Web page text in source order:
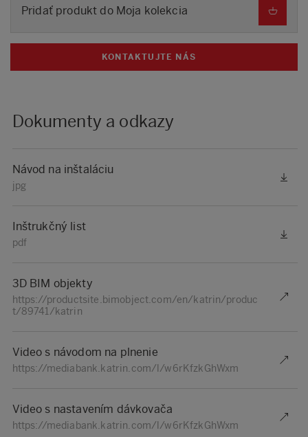
Pridať produkt do Moja kolekcia
KONTAKTUJTE NÁS
Dokumenty a odkazy
Návod na inštaláciu
jpg
Inštrukčný list
pdf
3D BIM objekty
https://productsite.bimobject.com/en/katrin/produc
t/89741/katrin
Video s návodom na plnenie
https://mediabank.katrin.com/l/w6rKfzkGhWxm
Video s nastavením dávkovača
https://mediabank.katrin.com/l/w6rKfzkGhWxm